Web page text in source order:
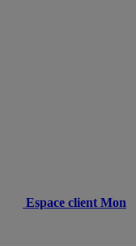
Espace client Mon